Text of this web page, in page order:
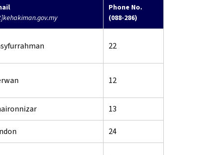
Phone No.
(088-286)
22
12
13
24